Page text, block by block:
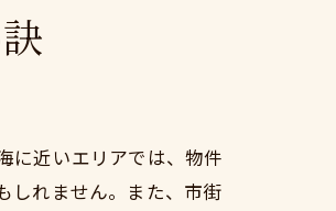
に近いエリアでは、物件
しれません。また、市街